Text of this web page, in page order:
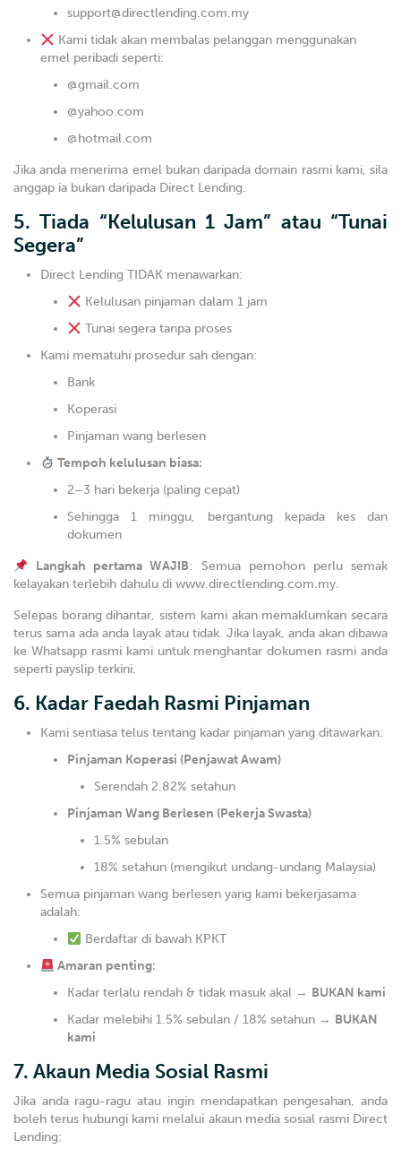
support@directlending.com.my
Kami tidak akan membalas pelanggan menggunakan
emel peribadi seperti:
@gmail.com
@yahoo.com
@hotmail.com
Jika anda menerima emel bukan daripada domain rasmi kami, sila
anggap ia bukan daripada Direct Lending.
5. Tiada “Kelulusan 1 Jam” atau “Tunai
Segera”
Direct Lending TIDAK menawarkan:
Kelulusan pinjaman dalam 1 jam
Tunai segera tanpa proses
Kami mematuhi prosedur sah dengan:
Bank
Koperasi
Pinjaman wang berlesen
Tempoh kelulusan biasa:
2–3 hari bekerja (paling cepat)
Sehingga 1 minggu, bergantung kepada kes dan
dokumen
Langkah pertama WAJIB: Semua pemohon perlu semak
kelayakan terlebih dahulu di www.directlending.com.my.
Selepas borang dihantar, sistem kami akan memaklumkan secara
terus sama ada anda layak atau tidak. Jika layak, anda akan dibawa
ke Whatsapp rasmi kami untuk menghantar dokumen rasmi anda
seperti payslip terkini.
6. Kadar Faedah Rasmi Pinjaman
Kami sentiasa telus tentang kadar pinjaman yang ditawarkan:
Pinjaman Koperasi (Penjawat Awam)
Serendah 2.82% setahun
Pinjaman Wang Berlesen (Pekerja Swasta)
1.5% sebulan
18% setahun (mengikut undang-undang Malaysia)
Semua pinjaman wang berlesen yang kami bekerjasama
adalah:
Berdaftar di bawah KPKT
Amaran penting:
Kadar terlalu rendah & tidak masuk akal → BUKAN kami
Kadar melebihi 1.5% sebulan / 18% setahun → BUKAN
kami
7. Akaun Media Sosial Rasmi
Jika anda ragu-ragu atau ingin mendapatkan pengesahan, anda
boleh terus hubungi kami melalui akaun media sosial rasmi Direct
Lending: